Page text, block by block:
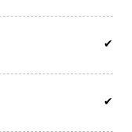
✔
✔